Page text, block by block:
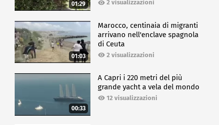
01:29 2 visualizzazioni
01:03
Marocco, centinaia di migranti
arrivano nell'enclave spagnola
di Ceuta
2 visualizzazioni
00:33
A Capri i 220 metri del più
grande yacht a vela del mondo
12 visualizzazioni